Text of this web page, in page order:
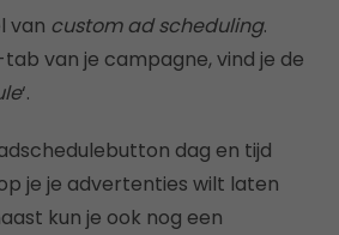
van custom ad scheduling.
van je campagne, vind je de
‘.
dag en tijd
je je advertenties wilt laten
kun je ook nog een